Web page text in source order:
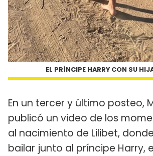
EL PRÍNCIPE HARRY CON SU
En un tercer y último posteo,
publicó un video de los
al nacimiento de Lilibet,
bailar junto al príncipe Harry,